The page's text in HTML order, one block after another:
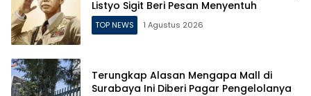
Listyo Sigit Beri Pesan Menyentuh
TOP NEWS 1 Agustus 2026
Terungkap Alasan Mengapa Mall di
Surabaya Ini Diberi Pagar Pengelolanya